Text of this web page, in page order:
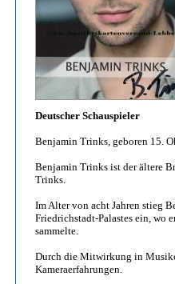
Deutscher Schauspieler
Benjamin Trinks, geboren 15.
Benjamin Trinks ist der ältere
Trinks.
Im Alter von acht Jahren stieg
Friedrichstadt-Palastes ein, wo
sammelte.
Durch die Mitwirkung in
Kameraerfahrungen.